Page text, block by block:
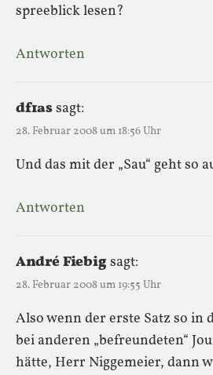
spreeblick lesen?
Antworten
df1assagt:
28. Februar 2008 um 18:56 Uhr
Und das mit der „Sau“ geht so
Antworten
André Fiebigsagt:
28. Februar 2008 um 19:55 Uhr
Also wenn der erste Satz so in
bei anderen „befreundeten“
hätte, Herr Niggemeier, dann